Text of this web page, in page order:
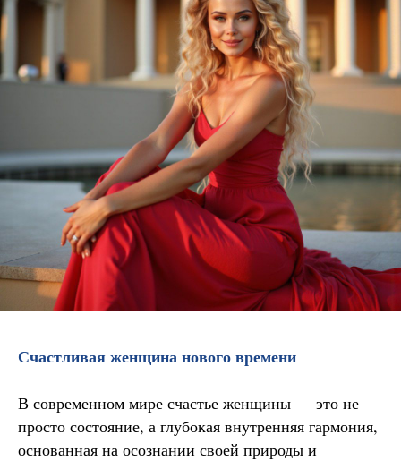
Счастливая женщина нового времени
В современном мире счастье женщины — это не
просто состояние, а глубокая внутренняя гармония,
основанная на осознании своей природы и